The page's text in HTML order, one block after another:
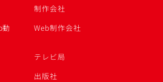
制作会社
動
Web制作会社
テレビ局
出版社